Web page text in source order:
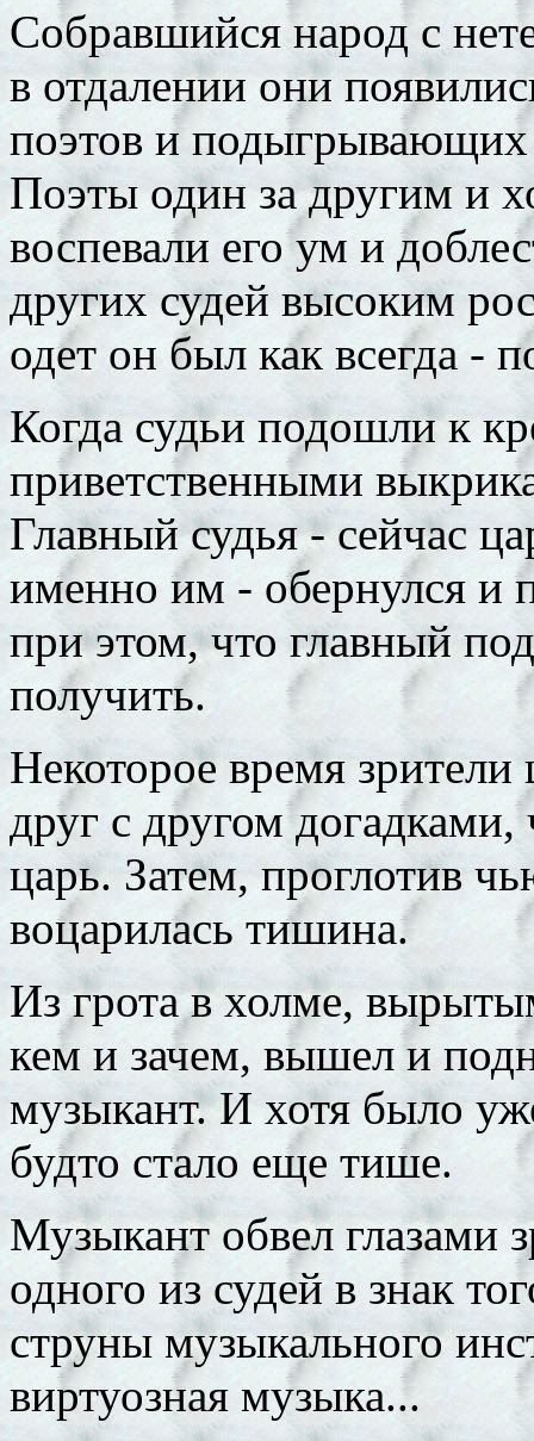
Собравшийся народ с
в отдалении они
поэтов и
Поэты один за другим и
воспевали его ум и
других судей высоким
одет он был как всегда -
Когда судьи подошли к
приветственными
Главный судья - сейчас
именно им - обернулся и
при этом, что главный
получить.
Некоторое время
друг с другом догадками,
царь. Затем, проглотив
воцарилась тишина.
Из грота в холме,
кем и зачем, вышел и
музыкант. И хотя было
будто стало еще тише.
Музыкант обвел глазами
одного из судей в знак
струны музыкального
виртуозная музыка...